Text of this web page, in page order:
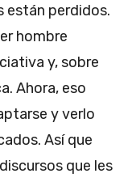
están perdidos.
hombre
y, sobre
Ahora, eso
y verlo
Así que
que les